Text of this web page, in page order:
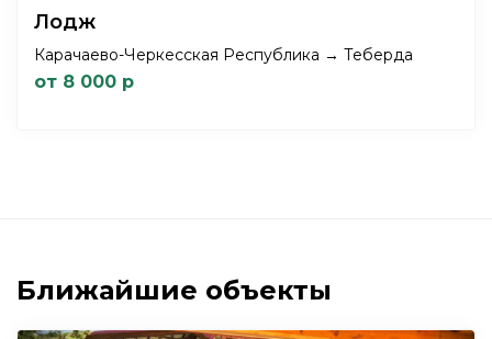
Лодж
Карачаево-Черкесская Республика → Теберда
от 8 000 р
Ближайшие объекты